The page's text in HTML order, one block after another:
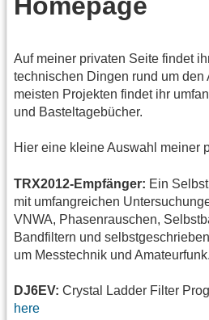
Auf meiner privaten Seite findet
technischen Dingen rund um den
meisten Projekten findet ihr
und Basteltagebücher.
Hier eine kleine Auswahl meiner
TRX2012-Empfänger: Ein
mit umfangreichen
VNWA, Phasenrauschen,
Bandfiltern und
um Messtechnik und Amateurfunk.
DJ6EV: Crystal Ladder Filter
here